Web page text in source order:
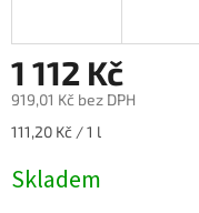
1 112 Kč
919,01 Kč bez DPH
Měrná
111,20 Kč / 1 l
Skladem